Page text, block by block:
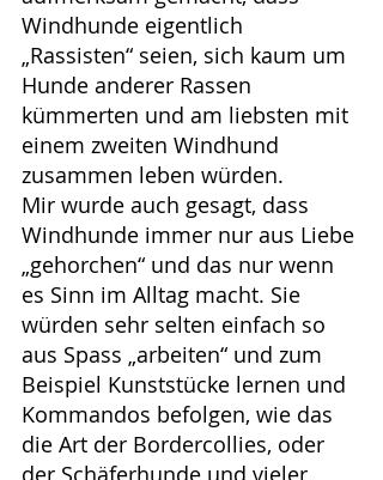
Windhunde eigentlich
„Rassisten“ seien, sich kaum um
Hunde anderer Rassen
kümmerten und am liebsten mit
einem zweiten Windhund
zusammen leben würden.
Mir wurde auch gesagt, dass
Windhunde immer nur aus Liebe
„gehorchen“ und das nur wenn
es Sinn im Alltag macht. Sie
würden sehr selten einfach so
aus Spass „arbeiten“ und zum
Beispiel Kunststücke lernen und
Kommandos befolgen, wie das
die Art der Bordercollies, oder